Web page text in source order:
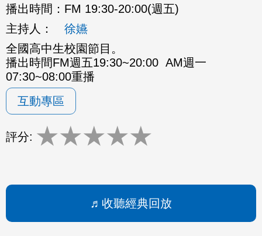
播出時間： FM 19:30-20:00(週五)
主持人：
徐嬿
全國高中生校園節目。
播出時間FM週五19:30~20:00 AM週一
07:30~08:00重播
互動專區
評分: ★★★★★
收聽經典回放